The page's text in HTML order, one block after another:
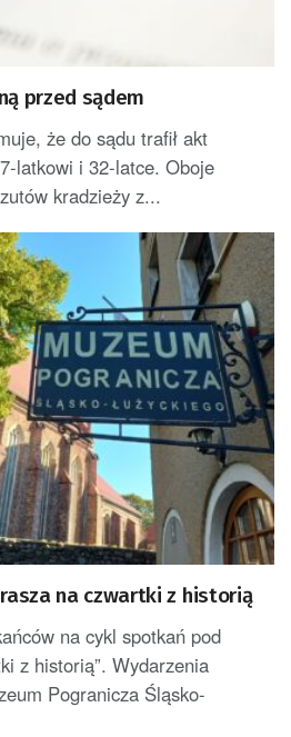
przed sądem
że do sądu trafił akt
latkowi i 32-latce. Oboje
kradzieży z...
na czwartki z historią
na cykl spotkań pod
z historią”. Wydarzenia
Pogranicza Śląsko-